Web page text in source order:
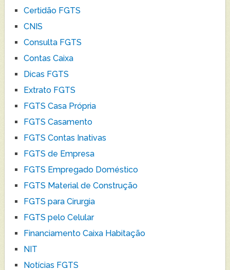
Certidão FGTS
CNIS
Consulta FGTS
Contas Caixa
Dicas FGTS
Extrato FGTS
FGTS Casa Própria
FGTS Casamento
FGTS Contas Inativas
FGTS de Empresa
FGTS Empregado Doméstico
FGTS Material de Construção
FGTS para Cirurgia
FGTS pelo Celular
Financiamento Caixa Habitação
NIT
Notícias FGTS